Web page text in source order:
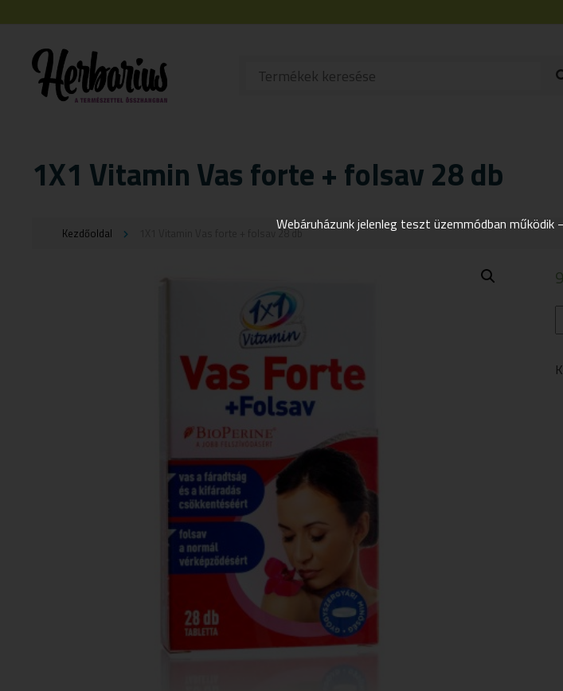
1X1 Vitamin Vas forte + folsav 28 db
Kezdőoldal 1X1 Vitamin Vas forte + folsav 28 db
+
Webáruházunk jelenleg teszt üzemmódban